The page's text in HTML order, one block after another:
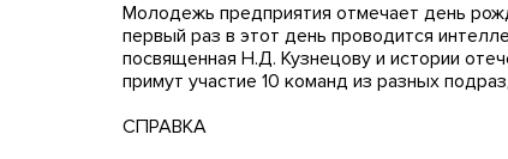
Молодежь предприятия отмечает день
первый раз в этот день проводится
посвященная Н.Д. Кузнецову и истории
примут участие 10 команд из разных
СПРАВКА